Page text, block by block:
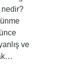
nedir?
ve